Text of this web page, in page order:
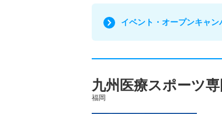
イベント・オープンキャン
九州医療スポーツ
福岡